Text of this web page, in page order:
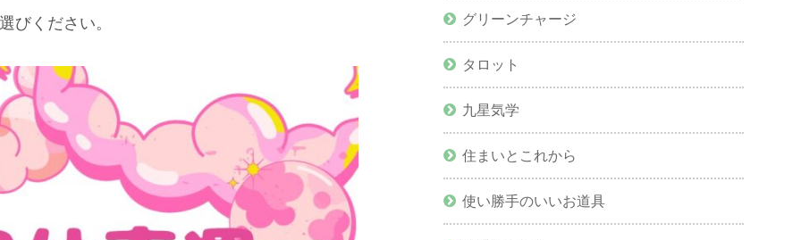
びください。 グリーンチャージ
タロット
九星気学
住まいとこれから
使い勝手のいいお道具